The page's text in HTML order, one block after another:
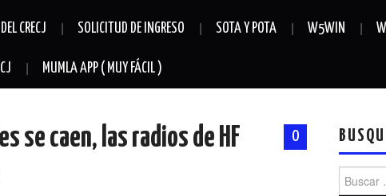
CRECJ SOLICITUD DE INGRESO SOTA Y POTA W5WIN
MUMLA APP ( MUY FÁCIL )
0
se caen, las radios de HF